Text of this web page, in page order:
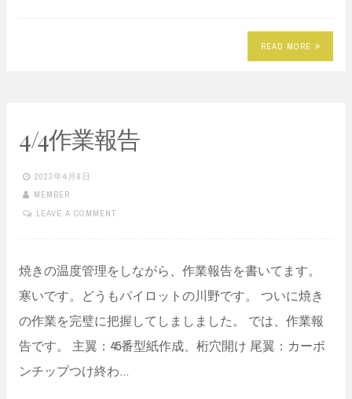
READ MORE
4/4作業報告
2023年4月6日
MEMBER
LEAVE A COMMENT
焼きの温度管理をしながら、作業報告を書いてます。
寒いです。どうもパイロットの川野です。 ついに焼き
の作業を完璧に把握してしましました。 では、作業報
告です。 主翼：45番型紙作成、桁穴開け 尾翼：カーボ
ンチップつけ終わ…